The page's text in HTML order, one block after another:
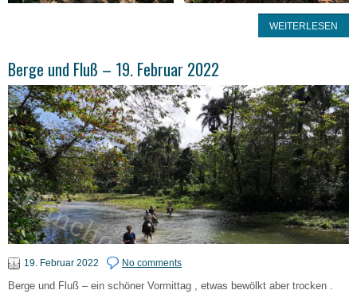
WEITERLESEN
Berge und Fluß – 19. Februar 2022
19. Februar 2022 No comments
Berge und Fluß – ein schöner Vormittag , etwas bewölkt aber trocken .